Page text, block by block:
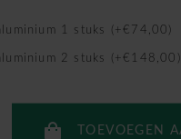
1 stuks (+€74,00)
2 stuks (+€148,00)
TOEVOEGEN